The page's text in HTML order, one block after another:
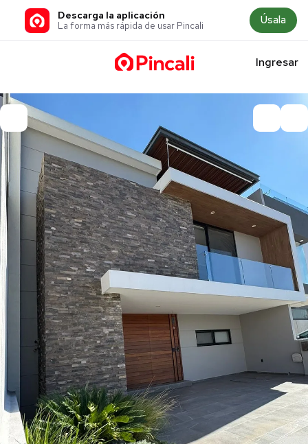
Descarga la aplicación
La forma más rápida de usar Pincali Úsala
Ingresar